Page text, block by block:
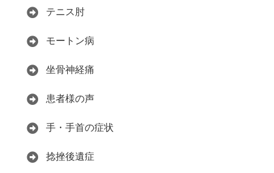
テニス肘
モートン病
坐骨神経痛
患者様の声
手・手首の症状
捻挫後遺症